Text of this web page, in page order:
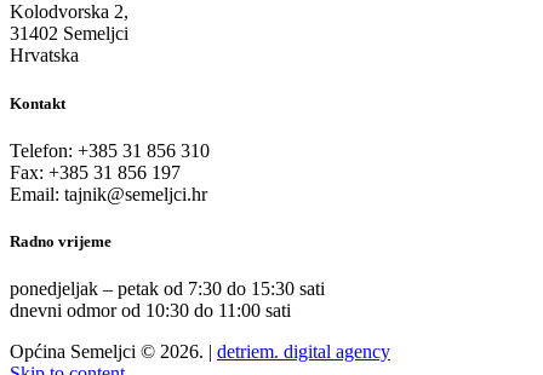
Kolodvorska 2,
31402 Semeljci
Hrvatska
Kontakt
Telefon: +385 31 856 310
Fax: +385 31 856 197
Email: tajnik@semeljci.hr
Radno vrijeme
ponedjeljak – petak od 7:30 do 15:30 sati
dnevni odmor od 10:30 do 11:00 sati
Općina Semeljci © 2026. | detriem. digital agency